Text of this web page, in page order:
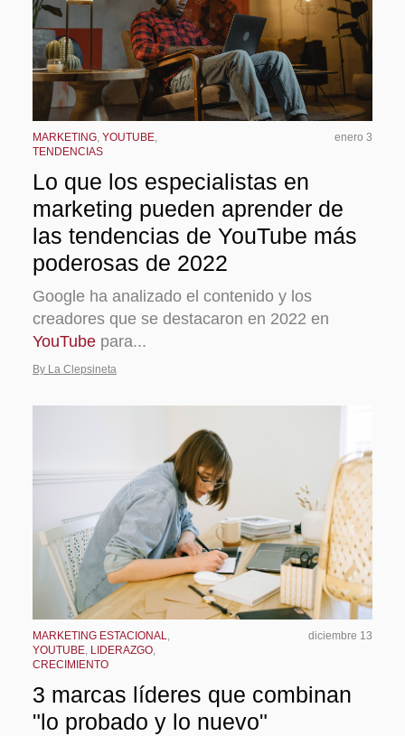
MARKETING, YOUTUBE,
TENDENCIAS
enero 3
Lo que los especialistas en
marketing pueden aprender de
las tendencias de YouTube más
poderosas de 2022
Google ha analizado el contenido y los
creadores que se destacaron en 2022 en
YouTube para...
By La Clepsineta
MARKETING ESTACIONAL,
YOUTUBE, LIDERAZGO,
CRECIMIENTO
diciembre 13
3 marcas líderes que combinan
"lo probado y lo nuevo"